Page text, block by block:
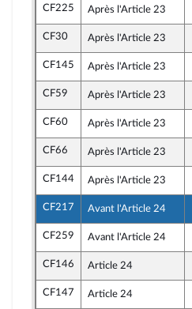
CF225 Après l'Article 23
CF30 Après l'Article 23
CF145 Après l'Article 23
CF59 Après l'Article 23
CF60 Après l'Article 23
CF66 Après l'Article 23
CF144 Après l'Article 23
CF217 Avant l'Article 24
CF259 Avant l'Article 24
CF146 Article 24
CF147 Article 24